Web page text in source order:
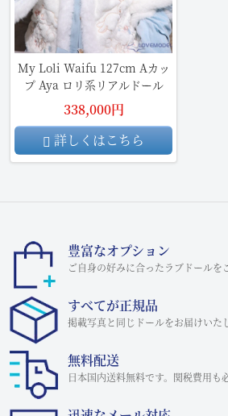
My Loli Waifu 127cm Aカッ
プ Aya ロリ系リアルドール
338,000円
詳しくはこちら
豊富なオプション
ご自身の好みに合ったラブドールを
すべてが正規品
掲載写真と同じドールをお届けいた
無料配送
日本国内送料無料です。関税費用も